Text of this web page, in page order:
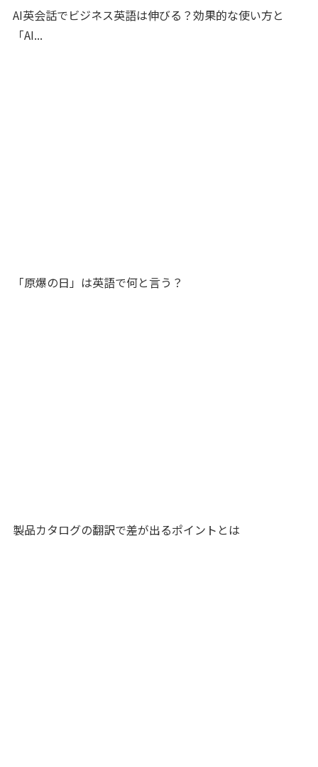
AI英会話でビジネス英語は伸びる？効果的な使い方と
「AI...
「原爆の日」は英語で何と言う？
製品カタログの翻訳で差が出るポイントとは